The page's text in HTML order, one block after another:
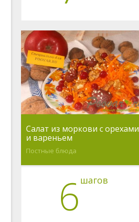
Салат из моркови с орехами
и вареньем
Постные блюда
6 шагов